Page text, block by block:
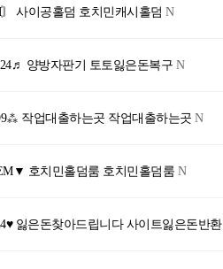
사이공홀덤 호치민캐시홀덤 N
양방자판기 토토잃은돈복구 N
작업대출하는곳 작업대출하는곳 N
호치민홀덤룸 호치민홀덤룸 N
잃은돈찾아드립니다 사이트잃은돈반환